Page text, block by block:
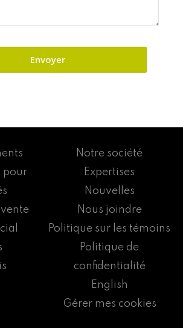
pour
Notre société
Expertises
Nouvelles
Nous joindre
Politique sur les témoins
Politique de
confidentialité
English
Gérer mes cookies